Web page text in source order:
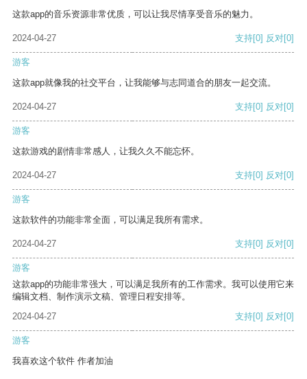
这款app的音乐资源非常优质，可以让我尽情享受音乐的魅力。
2024-04-27 支持[0] 反对[0]
游客
这款app就像我的社交平台，让我能够与志同道合的朋友一起交流。
2024-04-27 支持[0] 反对[0]
游客
这款游戏的剧情非常感人，让我久久不能忘怀。
2024-04-27 支持[0] 反对[0]
游客
这款软件的功能非常全面，可以满足我所有需求。
2024-04-27 支持[0] 反对[0]
游客
这款app的功能非常强大，可以满足我所有的工作需求。我可以使用它来
编辑文档、制作演示文稿、管理日程安排等。
2024-04-27
支持[0] 反对[0]
游客
我喜欢这个软件 作者加油